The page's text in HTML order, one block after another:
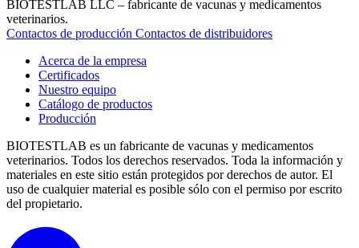
BIOTESTLAB LLC – fabricante de vacunas y medicamentos
veterinarios.
Contactos de producción Contactos de distribuidores
Acerca de la empresa
Certificados
Nuestro equipo
Catálogo de productos
Producción
BIOTESTLAB es un fabricante de vacunas y medicamentos
veterinarios. Todos los derechos reservados. Toda la información y
materiales en este sitio están protegidos por derechos de autor. El
uso de cualquier material es posible sólo con el permiso por escrito
del propietario.